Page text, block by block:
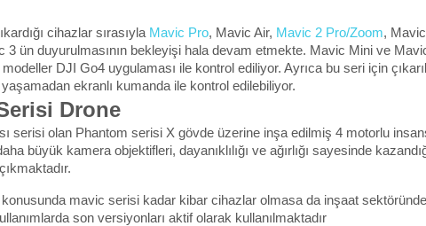
cihazlar sırasıyla Mavic Pro, Mavic Air, Mavic 2 Pro/Zoom,
3 ün duyurulmasının bekleyişi hala devam etmekte. Mavic Mini ve
modeller DJI Go4 uygulaması ile kontrol ediliyor. Ayrıca bu seri için
ekranlı kumanda ile kontrol edilebiliyor.
Drone
serisi olan Phantom serisi X gövde üzerine inşa edilmiş 4 motorlu
büyük kamera objektifleri, dayanıklılığı ve ağırlığı sayesinde
mavic serisi kadar kibar cihazlar olmasa da inşaat
son versiyonları aktif olarak kullanılmaktadır